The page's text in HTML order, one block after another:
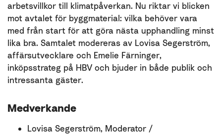
arbetsvillkor till klimatpåverkan. Nu riktar vi blicken
mot avtalet för byggmaterial: vilka behöver vara
med från start för att göra nästa upphandling minst
lika bra. Samtalet modereras av Lovisa Segerström,
affärsutvecklare och Emelie Färninger,
inköpsstrateg på HBV och bjuder in både publik och
intressanta gäster.
Medverkande
Lovisa Segerström, Moderator /